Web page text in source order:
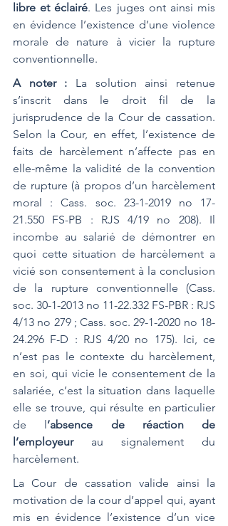
libre et éclairé. Les juges ont ainsi mis
en évidence l’existence d’une violence
morale de nature à vicier la rupture
conventionnelle.
A noter : La solution ainsi retenue
s’inscrit dans le droit fil de la
jurisprudence de la Cour de cassation.
Selon la Cour, en effet, l’existence de
faits de harcèlement n’affecte pas en
elle-même la validité de la convention
de rupture (à propos d’un harcèlement
moral : Cass. soc. 23-1-2019 no 17-
21.550 FS-PB : RJS 4/19 no 208). Il
incombe au salarié de démontrer en
quoi cette situation de harcèlement a
vicié son consentement à la conclusion
de la rupture conventionnelle (Cass.
soc. 30-1-2013 no 11-22.332 FS-PBR : RJS
4/13 no 279 ; Cass. soc. 29-1-2020 no 18-
24.296 F-D : RJS 4/20 no 175). Ici, ce
n’est pas le contexte du harcèlement,
en soi, qui vicie le consentement de la
salariée, c’est la situation dans laquelle
elle se trouve, qui résulte en particulier
de l’absence de réaction de
l’employeur au signalement du
harcèlement.
La Cour de cassation valide ainsi la
motivation de la cour d’appel qui, ayant
mis en évidence l’existence d’un vice